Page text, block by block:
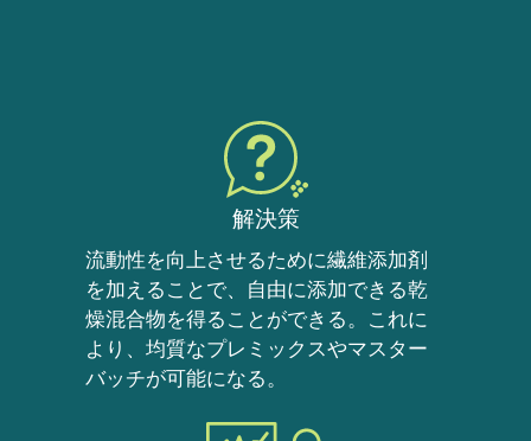
解決策
流動性を向上させるために繊維添加剤
を加えることで、自由に添加できる乾
燥混合物を得ることができる。これに
より、均質なプレミックスやマスター
バッチが可能になる。